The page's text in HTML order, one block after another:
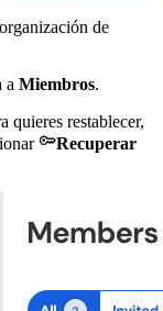
de
a Miembros.
quieres restablecer,
Recuperar